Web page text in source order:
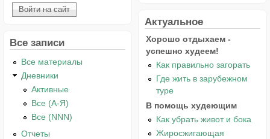
Все записи
Все материалы
Дневники
Активные
Все (А-Я)
Все (NNN)
Отчеты
Актуальное
Хорошо отдыхаем -
успешно худеем!
Как правильно загорать
Где жить в зарубежном
туре
В помощь худеющим
Как убрать живот и бока
Жиросжигающая